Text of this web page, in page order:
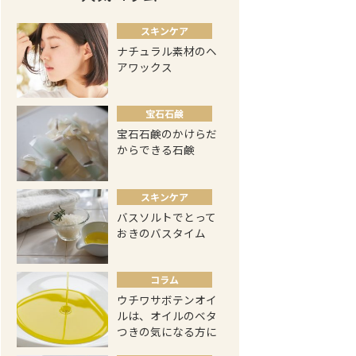
スキンケア
ナチュラル素材のヘ
アワックス
宝石石鹸
宝石石鹸のかけらだ
からできる石鹸
スキンケア
バスソルトでとって
おきのバスタイム
コラム
ウチワサボテンオイ
ルは、オイルのベタ
つきの気になる方に